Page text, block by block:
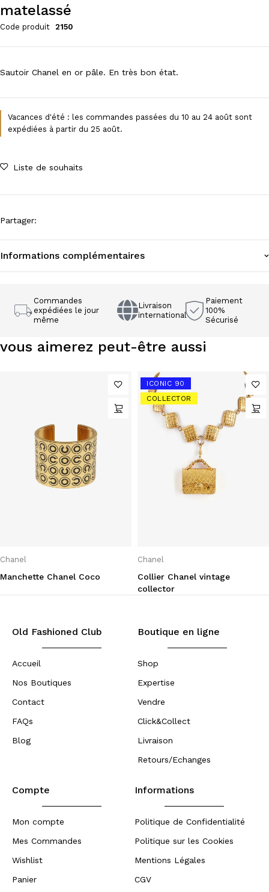
matelassé
Code produit 2150
Sautoir Chanel en or pâle. En très bon état.
Vacances d'été : les commandes passées du 10 au 24 août sont
expédiées à partir du 25 août.
Liste de souhaits
Partager:
Informations complémentaires
Commandes
expédiées le jour
même
Livraison
international
Paiement
100%
Sécurisé
vous aimerez peut-être aussi
Chanel
Manchette Chanel Coco
ICONIC 90
COLLECTOR
Chanel
Collier Chanel vintage
collector
Old Fashioned Club
Accueil
Nos Boutiques
Contact
FAQs
Blog
Boutique en ligne
Shop
Expertise
Vendre
Click&Collect
Livraison
Retours/Echanges
Compte
Mon compte
Mes Commandes
Wishlist
Panier
Informations
Politique de Confidentialité
Politique sur les Cookies
Mentions Légales
CGV